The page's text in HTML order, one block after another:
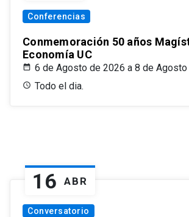
Conferencias
Conmemoración 50 años
Economía UC
6 de Agosto de 2026 a 8 de
Todo el dia.
16 ABR
Conversatorio